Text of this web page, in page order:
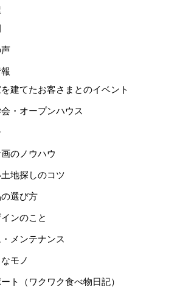
建てたお客さまとのイベント
・オープンハウス
のノウハウ
地探しのコツ
選び方
ンのこと
メンテナンス
モノ
ト（ワクワク食べ物日記）